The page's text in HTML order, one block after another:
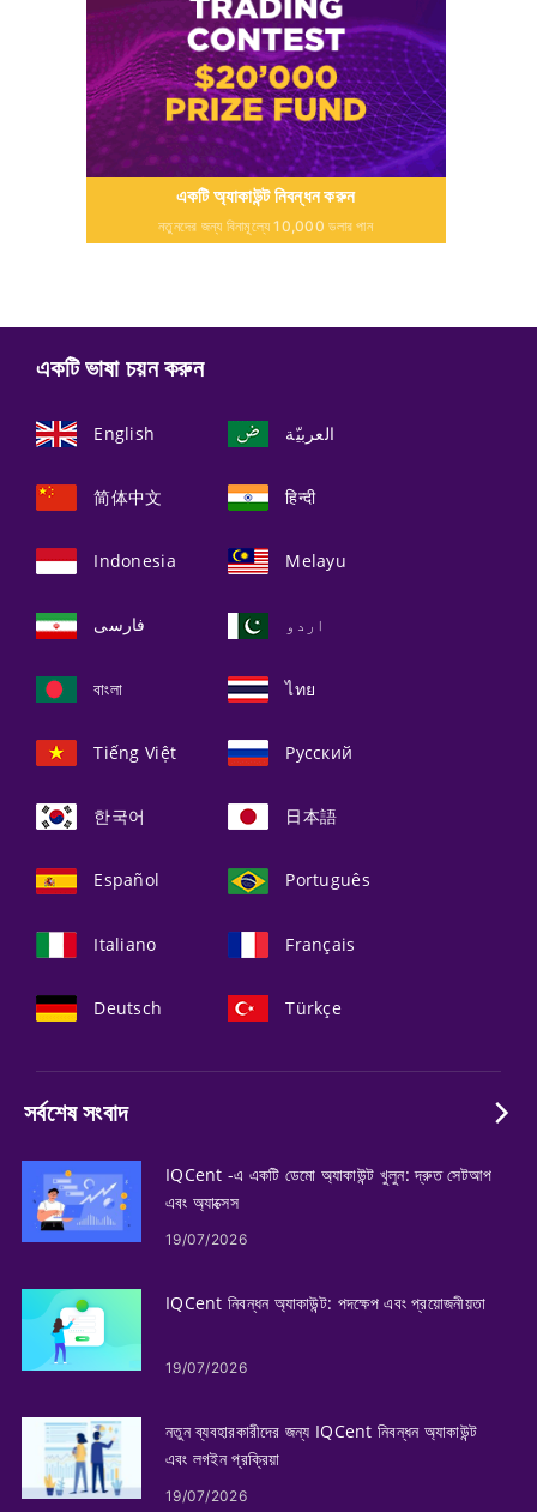
একটি অ্যাকাউন্ট নিবন্ধন করুন
নতুনদের জন্য বিনামূল্যে 10,000 ডলার পান
একটি ভাষা চয়ন করুন
English العربيّة
简体中文 हिन्दी
Indonesia Melayu
فارسی اردو
বাংলা ไทย
Tiếng Việt Русский
한국어 日本語
Español Português
Italiano Français
Deutsch Türkçe
সর্বশেষ সংবাদ
IQCent -এ একটি ডেমো অ্যাকাউন্ট খুলুন: দ্রুত সেটআপ
এবং অ্যাক্সেস
19/07/2026
IQCent নিবন্ধন অ্যাকাউন্ট: পদক্ষেপ এবং প্রয়োজনীয়তা
19/07/2026
নতুন ব্যবহারকারীদের জন্য IQCent নিবন্ধন অ্যাকাউন্ট
এবং লগইন প্রক্রিয়া
19/07/2026